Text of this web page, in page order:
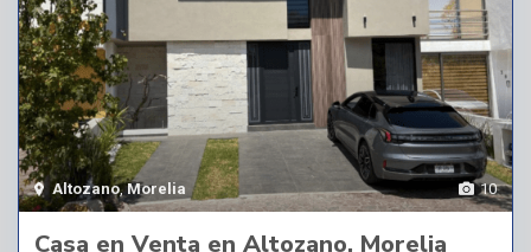
10
Altozano,Morelia
Casa en Venta en Altozano, Morelia